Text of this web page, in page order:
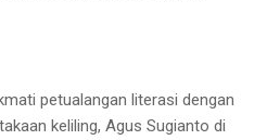
petualangan literasi dengan
keliling, Agus Sugianto di